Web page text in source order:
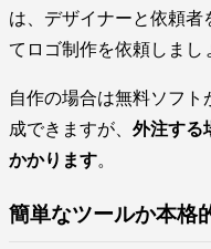
は、デザイナーと依頼者
てロゴ制作を依頼しまし
自作の場合は無料ソフ
成できますが、 外注する
かかります。
簡単なツールか本格